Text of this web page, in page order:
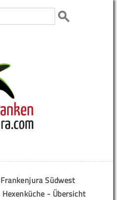
Frankenjura Südwest
Hexenküche - Übersicht